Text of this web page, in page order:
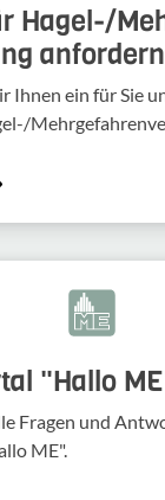
Hagel-­/
anfordern
Ihnen ein für Sie
"Hallo
Fragen und
ME".